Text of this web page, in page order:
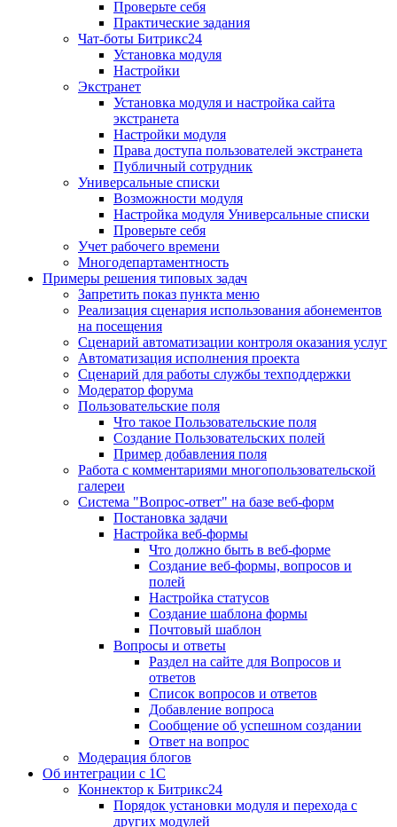
Проверьте себя
Практические задания
Чат-боты Битрикс24
Установка модуля
Настройки
Экстранет
Установка модуля и настройка сайта
экстранета
Настройки модуля
Права доступа пользователей экстранета
Публичный сотрудник
Универсальные списки
Возможности модуля
Настройка модуля Универсальные списки
Проверьте себя
Учет рабочего времени
Многодепартаментность
Примеры решения типовых задач
Запретить показ пункта меню
Реализация сценария использования абонементов
на посещения
Сценарий автоматизации контроля оказания услуг
Автоматизация исполнения проекта
Сценарий для работы службы техподдержки
Модератор форума
Пользовательские поля
Что такое Пользовательские поля
Создание Пользовательских полей
Пример добавления поля
Работа с комментариями многопользовательской
галереи
Система "Вопрос-ответ" на базе веб-форм
Постановка задачи
Настройка веб-формы
Что должно быть в веб-форме
Создание веб-формы, вопросов и
полей
Настройка статусов
Создание шаблона формы
Почтовый шаблон
Вопросы и ответы
Раздел на сайте для Вопросов и
ответов
Список вопросов и ответов
Добавление вопроса
Сообщение об успешном создании
Ответ на вопрос
Модерация блогов
Об интеграции с 1С
Коннектор к Битрикс24
Порядок установки модуля и перехода с
других модулей